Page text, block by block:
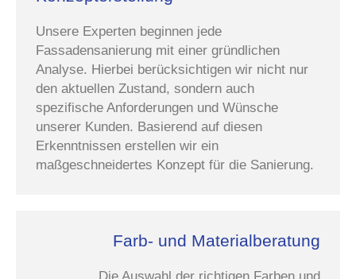
Unsere Experten beginnen jede
Fassadensanierung mit einer gründlichen
Analyse. Hierbei berücksichtigen wir nicht nur
den aktuellen Zustand, sondern auch
spezifische Anforderungen und Wünsche
unserer Kunden. Basierend auf diesen
Erkenntnissen erstellen wir ein
maßgeschneidertes Konzept für die Sanierung.
Farb- und Materialberatung
Die Auswahl der richtigen Farben und